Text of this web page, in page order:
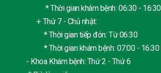
* Thời gian khám bệnh: 06:30 - 16:30
+ Thứ 7 - Chủ nhật:
* Thời gian tiếp đón: Từ 06:30
* Thời gian khám bệnh: 07:00 - 16:30
- Khoa Khám bệnh: Thứ 2 - Thứ 6